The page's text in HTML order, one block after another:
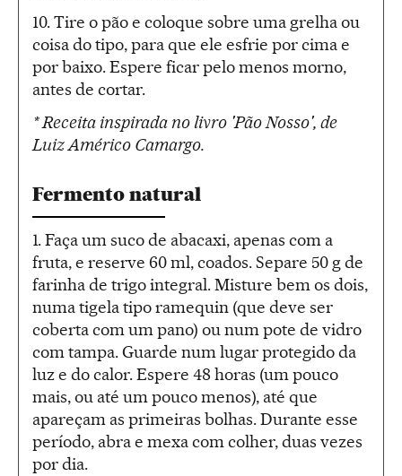
10. Tire o pão e coloque sobre uma grelha ou
coisa do tipo, para que ele esfrie por cima e
por baixo. Espere ficar pelo menos morno,
antes de cortar.
* Receita inspirada no livro 'Pão Nosso', de
Luiz Américo Camargo.
Fermento natural
1. Faça um suco de abacaxi, apenas com a
fruta, e reserve 60 ml, coados. Separe 50 g de
farinha de trigo integral. Misture bem os dois,
numa tigela tipo ramequin (que deve ser
coberta com um pano) ou num pote de vidro
com tampa. Guarde num lugar protegido da
luz e do calor. Espere 48 horas (um pouco
mais, ou até um pouco menos), até que
apareçam as primeiras bolhas. Durante esse
período, abra e mexa com colher, duas vezes
por dia.